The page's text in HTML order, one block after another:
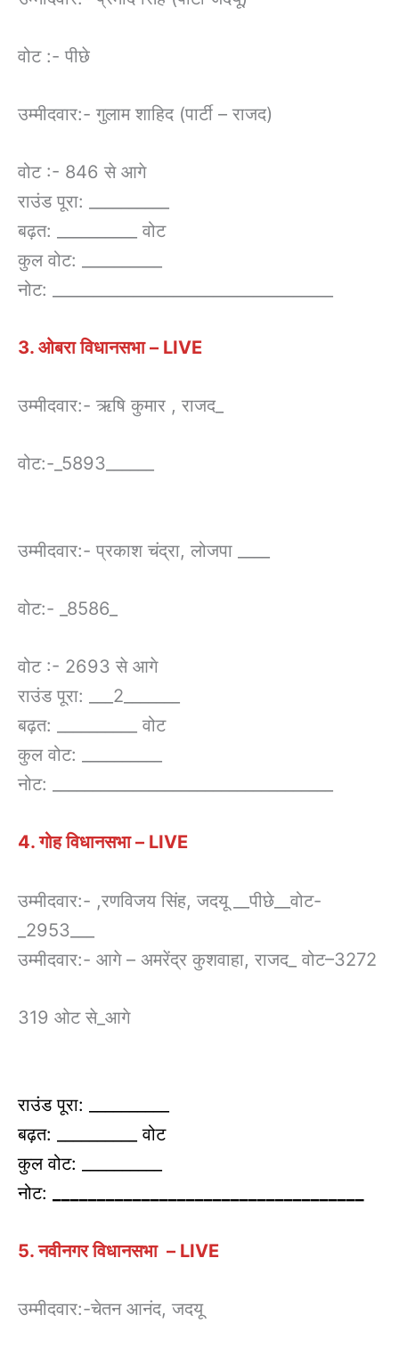
वोट :- पीछे
उम्मीदवार:- गुलाम शाहिद (पार्टी – राजद)
वोट :- 846 से आगे
राउंड पूरा: __________
बढ़त: __________ वोट
कुल वोट: __________
नोट: ___________________________________
3. ओबरा विधानसभा – LIVE
उम्मीदवार:- ऋषि कुमार , राजद_
वोट:-_5893______
उम्मीदवार:- प्रकाश चंद्रा, लोजपा ____
वोट:- _8586_
वोट :- 2693 से आगे
राउंड पूरा: ___2_______
बढ़त: __________ वोट
कुल वोट: __________
नोट: ___________________________________
4. गोह विधानसभा – LIVE
उम्मीदवार:- ,रणविजय सिंह, जदयू __पीछे__वोट-
_2953___
उम्मीदवार:- आगे – अमरेंद्र कुशवाहा, राजद_ वोट–3272
319 ओट से_आगे
राउंड पूरा: __________
बढ़त: __________ वोट
कुल वोट: __________
नोट:
5. नवीनगर विधानसभा – LIVE
उम्मीदवार:-चेतन आनंद, जदयू